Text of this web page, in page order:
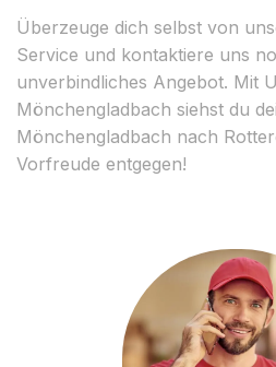
Überzeuge dich selbst von
Service und kontaktiere uns
unverbindliches Angebot. Mit
Mönchengladbach siehst du
Mönchengladbach nach
Vorfreude entgegen!